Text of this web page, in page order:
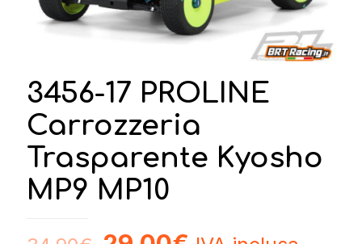
3456-17 PROLINE
Carrozzeria
Trasparente Kyosho
MP9 MP10